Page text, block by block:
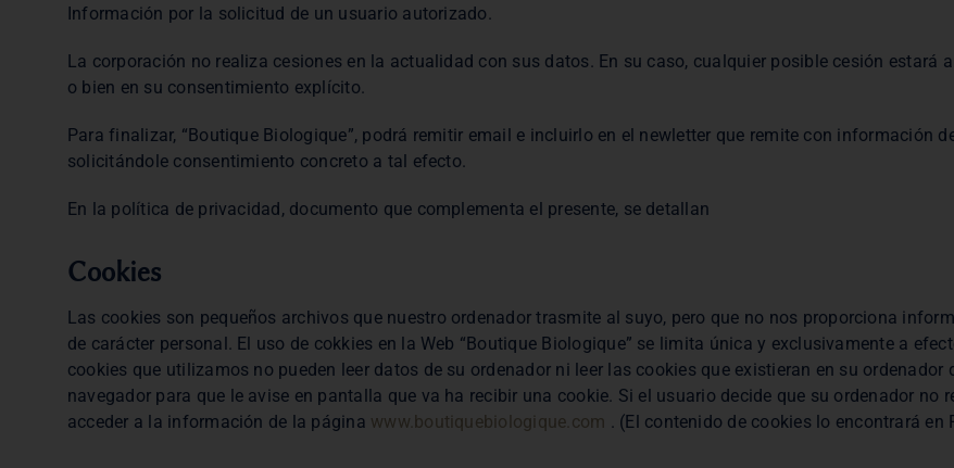
Información por la solicitud de un usuario autorizado.
La corporación no realiza cesiones en la actualidad con sus datos. En su caso, cualquier posible cesión
o bien en su consentimiento explícito.
Para finalizar, “Boutique Biologique”, podrá remitir email e incluirlo en el newletter que remite con información
solicitándole consentimiento concreto a tal efecto.
En la política de privacidad, documento que complementa el presente, se detallan
Cookies
Las cookies son pequeños archivos que nuestro ordenador trasmite al suyo, pero que no nos proporciona
de carácter personal. El uso de cokkies en la Web “Boutique Biologique” se limita única y exclusivamente a
cookies que utilizamos no pueden leer datos de su ordenador ni leer las cookies que existieran en su
navegador para que le avise en pantalla que va ha recibir una cookie. Si el usuario decide que su ordenador no
acceder a la información de la página www.boutiquebiologique.com . (El contenido de cookies lo encontrará en